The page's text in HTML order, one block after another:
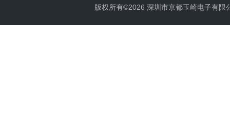
版权所有©2026 深圳市京都玉崎电子有